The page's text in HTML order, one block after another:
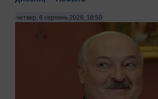
четвер, 6 серпень 2026, 18:50